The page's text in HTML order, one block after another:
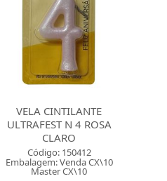
VELA CINTILANTE
ULTRAFEST N 4 ROSA
CLARO
Código: 150412
Embalagem: Venda CX\10
Master CX\10